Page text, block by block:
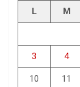
L M
3 4
10 11